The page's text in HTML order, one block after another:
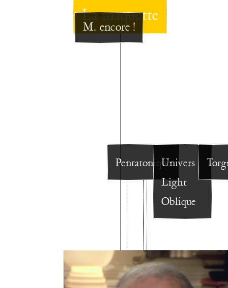
La maquette
PentatoniqueUnivers
Light
Oblique
M. encore !